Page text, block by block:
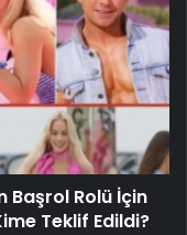
Başrol Rolü İçin
Teklif Edildi?